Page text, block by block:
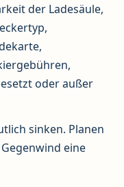
der Ladesäule,
oder außer
sinken. Planen
eine